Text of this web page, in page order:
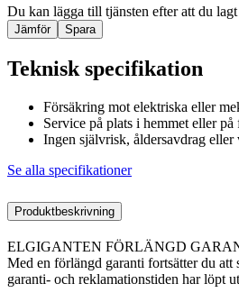
Du kan lägga till tjänsten efter att du
Jämför Spara
Teknisk specifikation
Försäkring mot elektriska eller
Service på plats i hemmet eller på
Ingen självrisk, åldersavdrag eller
Se alla specifikationer
Produktbeskrivning
ELGIGANTEN FÖRLÄNGD
Med en förlängd garanti fortsätter du
garanti- och reklamationstiden har löpt